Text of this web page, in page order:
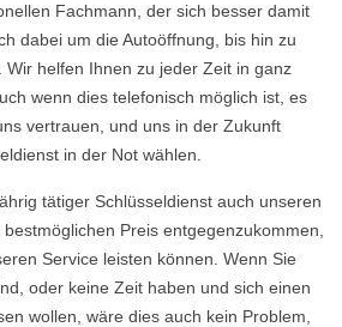
Fachmann, der sich besser damit
dabei um die Autoöffnung, bis hin zu
helfen Ihnen zu jeder Zeit in ganz
wenn dies telefonisch möglich ist, es
vertrauen, und uns in der Zukunft
in der Not wählen.
tätiger Schlüsseldienst auch unseren
Preis entgegenzukommen,
Service leisten können. Wenn Sie
oder keine Zeit haben und sich einen
wollen, wäre dies auch kein Problem,